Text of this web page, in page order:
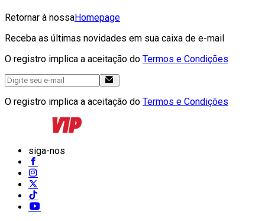
Retornar à nossaHomepage
Receba as últimas novidades em sua caixa de e-mail
O registro implica a aceitação do Termos e Condições
O registro implica a aceitação do Termos e Condições
siga-nos